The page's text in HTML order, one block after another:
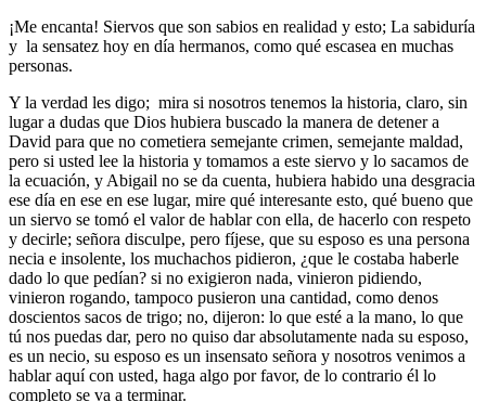
¡Me encanta! Siervos que son sabios en realidad y esto; La sabiduría
y la sensatez hoy en día hermanos, como qué escasea en muchas
personas.
Y la verdad les digo; mira si nosotros tenemos la historia, claro, sin
lugar a dudas que Dios hubiera buscado la manera de detener a
David para que no cometiera semejante crimen, semejante maldad,
pero si usted lee la historia y tomamos a este siervo y lo sacamos de
la ecuación, y Abigail no se da cuenta, hubiera habido una desgracia
ese día en ese en ese lugar, mire qué interesante esto, qué bueno que
un siervo se tomó el valor de hablar con ella, de hacerlo con respeto
y decirle; señora disculpe, pero fíjese, que su esposo es una persona
necia e insolente, los muchachos pidieron, ¿que le costaba haberle
dado lo que pedían? si no exigieron nada, vinieron pidiendo,
vinieron rogando, tampoco pusieron una cantidad, como denos
doscientos sacos de trigo; no, dijeron: lo que esté a la mano, lo que
tú nos puedas dar, pero no quiso dar absolutamente nada su esposo,
es un necio, su esposo es un insensato señora y nosotros venimos a
hablar aquí con usted, haga algo por favor, de lo contrario él lo
completo se va a terminar.